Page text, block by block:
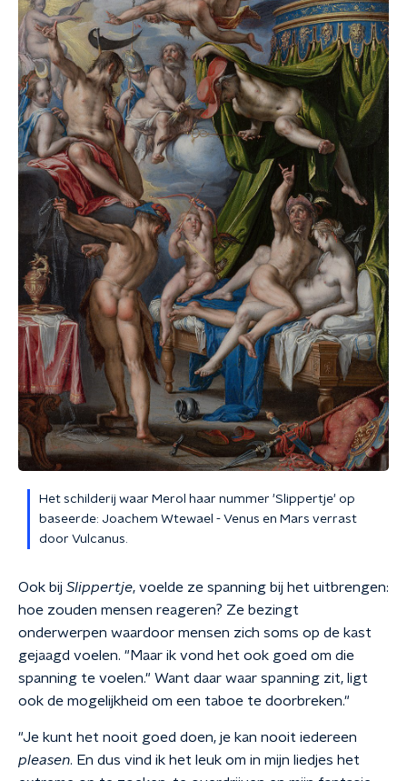
Het schilderij waar Merol haar nummer 'Slippertje' op
baseerde: Joachem Wtewael - Venus en Mars verrast
door Vulcanus.
Ook bij Slippertje, voelde ze spanning bij het uitbrengen:
hoe zouden mensen reageren? Ze bezingt
onderwerpen waardoor mensen zich soms op de kast
gejaagd voelen. "Maar ik vond het ook goed om die
spanning te voelen." Want daar waar spanning zit, ligt
ook de mogelijkheid om een taboe te doorbreken."
"Je kunt het nooit goed doen, je kan nooit iedereen
pleasen. En dus vind ik het leuk om in mijn liedjes het